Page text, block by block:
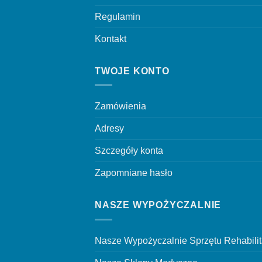
Regulamin
Kontakt
TWOJE KONTO
Zamówienia
Adresy
Szczegóły konta
Zapomniane hasło
NASZE WYPOŻYCZALNIE
Nasze Wypożyczalnie Sprzętu